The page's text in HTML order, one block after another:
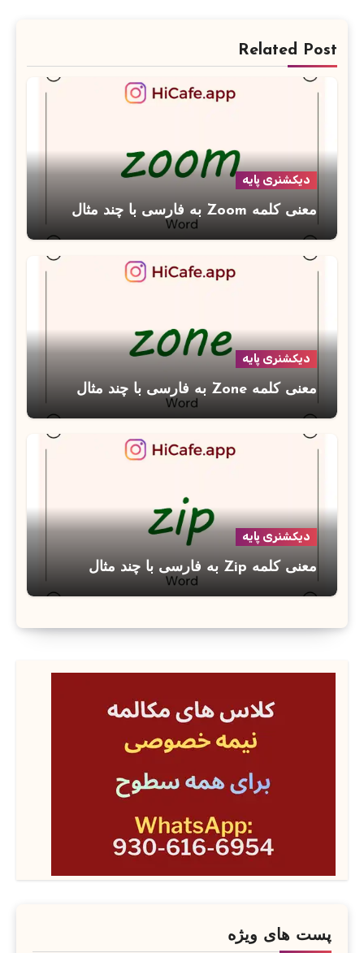
Related Post
دیکشنری پایه
معنی کلمه Zoom به فارسی با چند مثال
دیکشنری پایه
معنی کلمه Zone به فارسی با چند مثال
دیکشنری پایه
معنی کلمه Zip به فارسی با چند مثال
پست های ویژه